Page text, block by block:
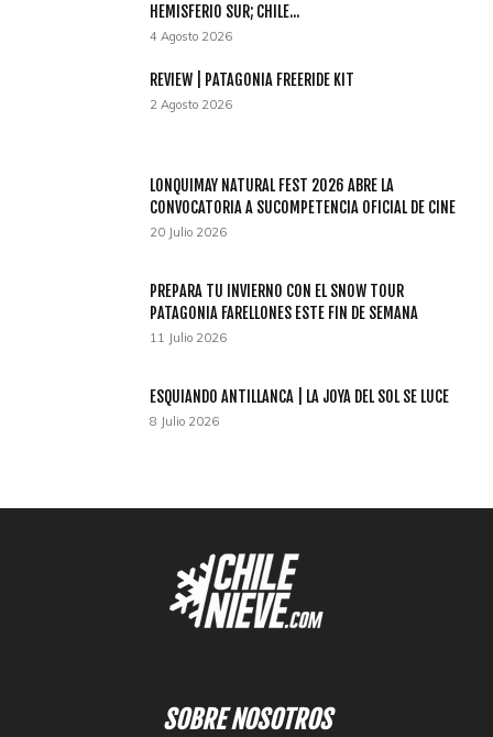
HEMISFERIO SUR; CHILE...
4 Agosto 2026
REVIEW | PATAGONIA FREERIDE KIT
2 Agosto 2026
LONQUIMAY NATURAL FEST 2026 ABRE LA
CONVOCATORIA A SUCOMPETENCIA OFICIAL DE CINE
20 Julio 2026
PREPARA TU INVIERNO CON EL SNOW TOUR
PATAGONIA FARELLONES ESTE FIN DE SEMANA
11 Julio 2026
ESQUIANDO ANTILLANCA | LA JOYA DEL SOL SE LUCE
8 Julio 2026
SOBRE NOSOTROS